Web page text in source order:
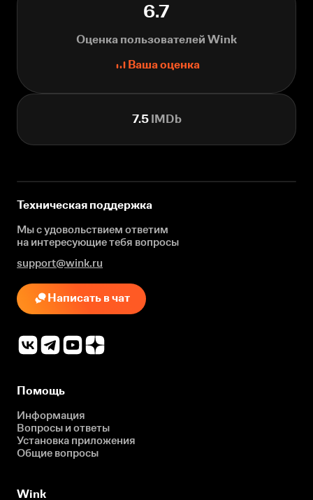
6.7
Оценка пользователей Wink
Ваша оценка
7.5IMDb
Техническая поддержка
Мы с удовольствием ответим
на интересующиетебя вопросы
support@wink.ru
Написать в чат
Помощь
Информация
Вопросы и ответы
Установка приложения
Общие вопросы
Wink